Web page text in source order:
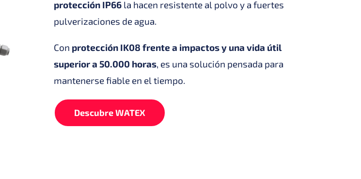
protección IP66 la hacen resistente al polvo y a fuertes
pulverizaciones de agua.
Con protección IK08 frente a impactos y una vida útil
superior a 50.000 horas, es una solución pensada para
mantenerse fiable en el tiempo.
Descubre WATEX